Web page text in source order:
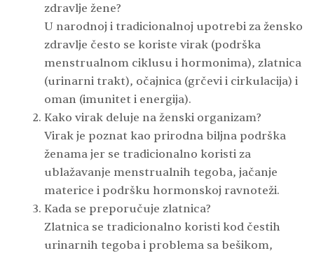
zdravlje žene?
U narodnoj i tradicionalnoj upotrebi za žensko
zdravlje često se koriste virak (podrška
menstrualnom ciklusu i hormonima), zlatnica
(urinarni trakt), očajnica (grčevi i cirkulacija) i
oman (imunitet i energija).
Kako virak deluje na ženski organizam?
Virak je poznat kao prirodna biljna podrška
ženama jer se tradicionalno koristi za
ublažavanje menstrualnih tegoba, jačanje
materice i podršku hormonskoj ravnoteži.
Kada se preporučuje zlatnica?
Zlatnica se tradicionalno koristi kod čestih
urinarnih tegoba i problema sa bešikom,